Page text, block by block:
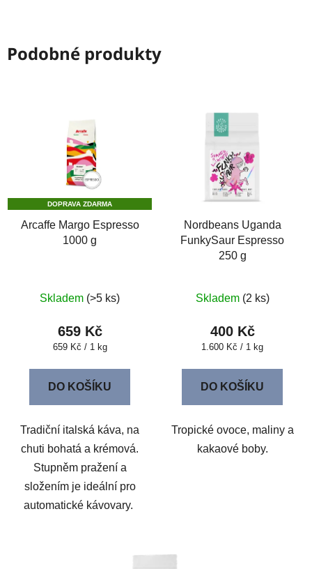
Podobné produkty
DOPRAVA ZDARMA
Arcaffe Margo Espresso
1000 g
Skladem (>5 ks)
659 Kč
Měrná
659 Kč / 1 kg
DO KOŠÍKU
Tradiční italská káva, na
chuti bohatá a krémová.
Stupněm pražení a
složením je ideální pro
automatické kávovary.
Nordbeans Uganda
FunkySaur Espresso
250 g
Skladem (2 ks)
400 Kč
Měrná
1.600 Kč / 1 kg
DO KOŠÍKU
Tropické ovoce, maliny a
kakaové boby.